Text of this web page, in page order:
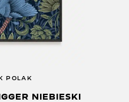
POLAK
NIEBIESKI